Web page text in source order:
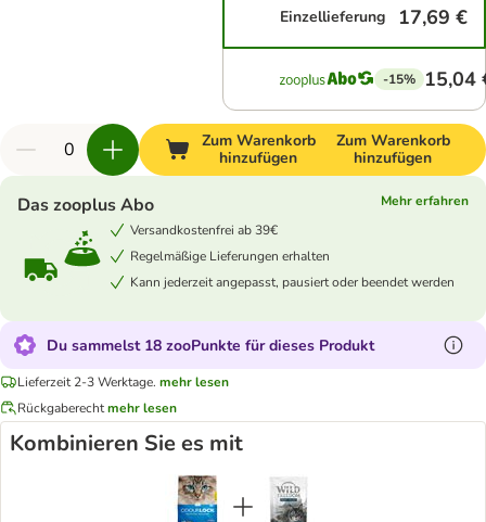
Einzellieferung 17,69 €
-15% 15,04
Zum Warenkorb
hinzufügen
Zum Warenkorb
hinzufügen
Das zooplus Abo
Mehr erfahren
Versandkostenfrei ab 39€
Regelmäßige Lieferungen erhalten
Kann jederzeit angepasst, pausiert oder beendet werden
Du sammelst 18 zooPunkte für dieses Produkt
Lieferzeit 2-3 Werktage. mehr lesen
Rückgaberechtmehr lesen
Kombinieren Sie es mit